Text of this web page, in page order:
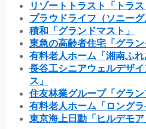
リゾートトラスト「トラス
プラウドライフ（ソニーグ
積和「グランドマスト」
東急の高齢者住宅「グラン
有料老人ホーム「湘南ふれ
長谷工シニアウェルデザ
ス」
住友林業グループ「グラン
有料老人ホーム「ロングラ
東京海上日動「ヒルデモア